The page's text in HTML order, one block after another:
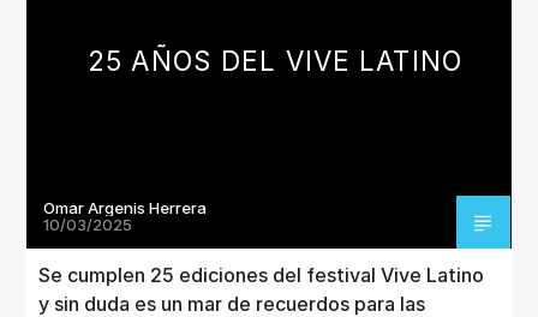
25 AÑOS DEL VIVE LATINO
Omar Argenis Herrera
10/03/2025
Se cumplen 25 ediciones del festival Vive Latino
y sin duda es un mar de recuerdos para las